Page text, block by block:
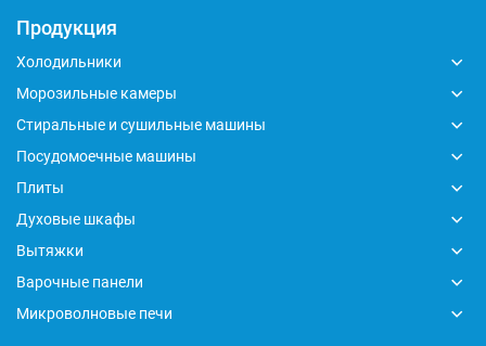
Продукция
Холодильники
Морозильные камеры
Стиральные и сушильные машины
Посудомоечные машины
Плиты
Духовые шкафы
Вытяжки
Варочные панели
Микроволновые печи